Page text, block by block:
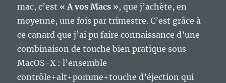
mac, c’est « A vos Macs », que j’achète, en
moyenne, une fois par trimestre. C’est grâce à
ce canard que j’ai pu faire connaissance d’une
combinaison de touche bien pratique sous
MacOS-X : l’ensemble
contrôle+alt+pomme+touche d’éjection qui